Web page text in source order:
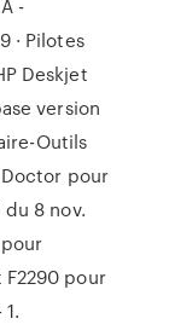
-
· Pilotes
Deskjet
version
Outils
pour
du 8 nov.
F2290 pour